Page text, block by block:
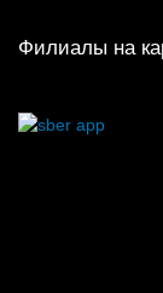
Филиалы на